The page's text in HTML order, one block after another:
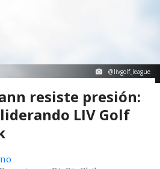
@livgolf_league
resiste presión:
LIV Golf